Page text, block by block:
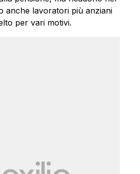
anche lavoratori più anziani
per vari motivi.